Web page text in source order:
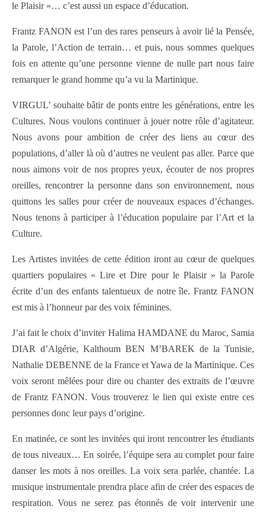
le Plaisir »… c’est aussi un espace d’éducation.
Frantz FANON est l’un des rares penseurs à avoir lié la Pensée,
la Parole, l’Action de terrain… et puis, nous sommes quelques
fois en attente qu’une personne vienne de nulle part nous faire
remarquer le grand homme qu’a vu la Martinique.
VIRGUL’ souhaite bâtir de ponts entre les générations, entre les
Cultures. Nous voulons continuer à jouer notre rôle d’agitateur.
Nous avons pour ambition de créer des liens au cœur des
populations, d’aller là où d’autres ne veulent pas aller. Parce que
nous aimons voir de nos propres yeux, écouter de nos propres
oreilles, rencontrer la personne dans son environnement, nous
quittons les salles pour créer de nouveaux espaces d’échanges.
Nous tenons à participer à l’éducation populaire par l’Art et la
Culture.
Les Artistes invitées de cette édition iront au cœur de quelques
quartiers populaires « Lire et Dire pour le Plaisir » la Parole
écrite d’un des enfants talentueux de notre île. Frantz FANON
est mis à l’honneur par des voix féminines.
J’ai fait le choix d’inviter Halima HAMDANE du Maroc, Samia
DIAR d’Algérie, Kalthoum BEN M’BAREK de la Tunisie,
Nathalie DEBENNE de la France et Yawa de la Martinique. Ces
voix seront mêlées pour dire ou chanter des extraits de l’œuvre
de Frantz FANON. Vous trouverez le lien qui existe entre ces
personnes donc leur pays d’origine.
En matinée, ce sont les invitées qui iront rencontrer les étudiants
de tous niveaux… En soirée, l’équipe sera au complet pour faire
danser les mots à nos oreilles. La voix sera parlée, chantée. La
musique instrumentale prendra place afin de créer des espaces de
respiration. Vous ne serez pas étonnés de voir intervenir une